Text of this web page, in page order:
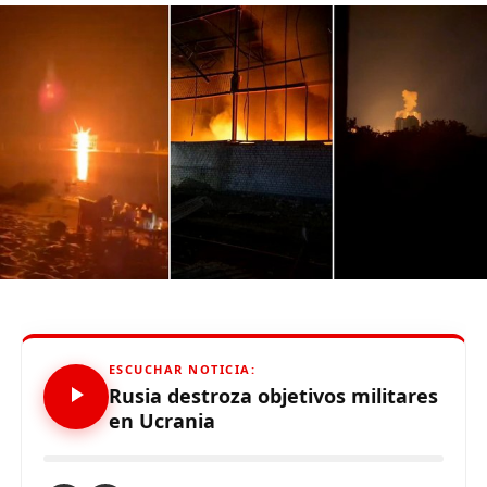
Comparte esto:
ESCUCHAR NOTICIA:
Rusia destroza objetivos militares
en Ucrania